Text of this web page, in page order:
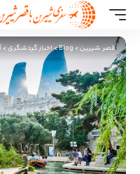
قصر شیرین>
Blog
>اخبار گردشگری>